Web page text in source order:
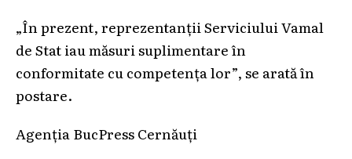
„În prezent, reprezentanții Serviciului Vamal
de Stat iau măsuri suplimentare în
conformitate cu competența lor”, se arată în
postare.
Agenția BucPress Cernăuți